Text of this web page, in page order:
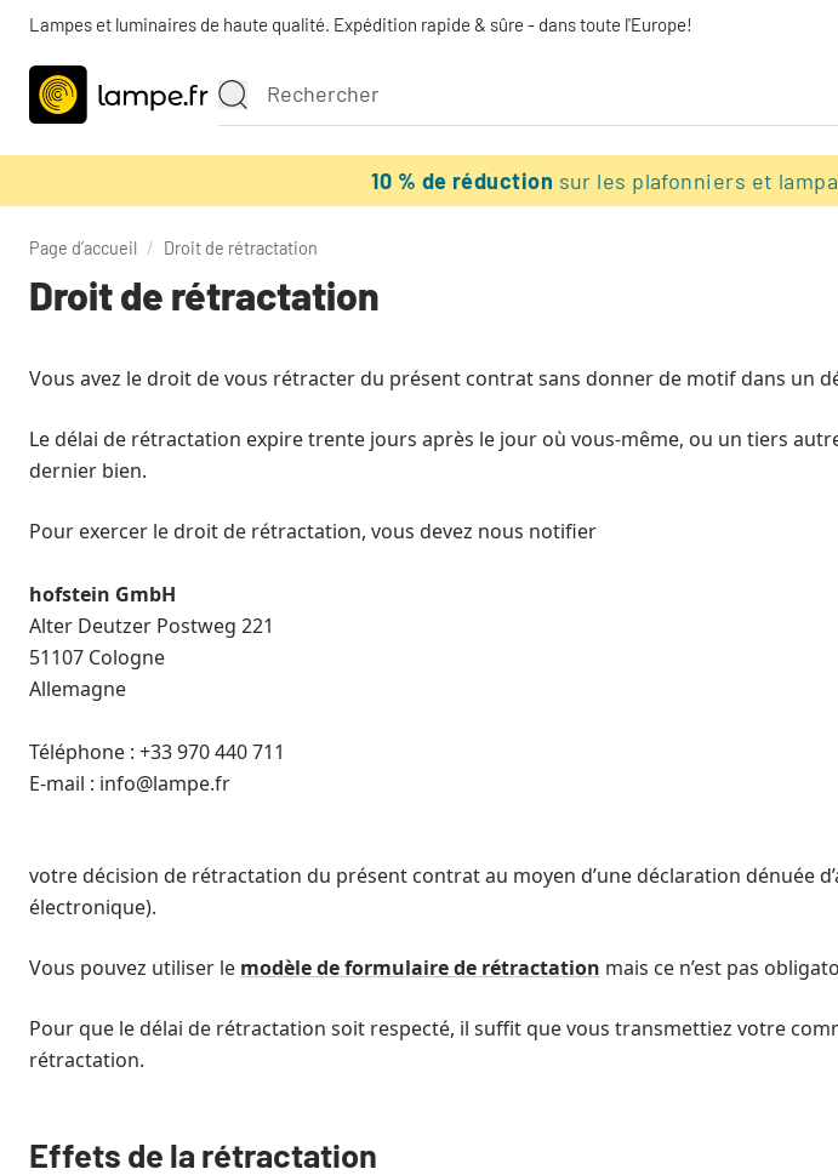
Lampes et luminaires de haute qualité. Expédition rapide & sûre - dans toute l'Europe!
10 % de réduction sur les plafonniers et
Page d’accueil / Droit de rétractation
Droit de rétractation
Vous avez le droit de vous rétracter du présent contrat sans donner de motif dans un
Le délai de rétractation expire trente jours après le jour où vous-même, ou un tiers
dernier bien.
Pour exercer le droit de rétractation, vous devez nous notifier
hofstein GmbH
Alter Deutzer Postweg 221
51107 Cologne
Allemagne
Téléphone : +33 970 440 711
E-mail : info@lampe.fr
votre décision de rétractation du présent contrat au moyen d’une déclaration dénuée
électronique).
Vous pouvez utiliser le modèle de formulaire de rétractation mais ce n’est pas
Pour que le délai de rétractation soit respecté, il suffit que vous transmettiez votre
rétractation.
Effets de la rétractation